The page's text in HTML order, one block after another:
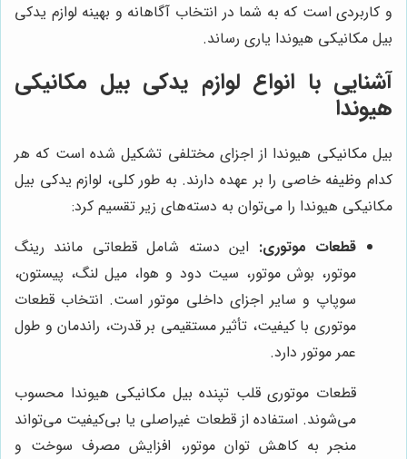
و کاربردی است که به شما در انتخاب آگاهانه و بهینه لوازم یدکی
بیل مکانیکی هیوندا یاری رساند.
آشنایی با انواع لوازم یدکی بیل مکانیکی
هیوندا
بیل مکانیکی هیوندا از اجزای مختلفی تشکیل شده است که هر
کدام وظیفه خاصی را بر عهده دارند. به طور کلی، لوازم یدکی بیل
مکانیکی هیوندا را می‌توان به دسته‌های زیر تقسیم کرد:
قطعات موتوری: این دسته شامل قطعاتی مانند رینگ
موتور، بوش موتور، سیت دود و هوا، میل لنگ، پیستون،
سوپاپ و سایر اجزای داخلی موتور است. انتخاب قطعات
موتوری با کیفیت، تأثیر مستقیمی بر قدرت، راندمان و طول
عمر موتور دارد.
قطعات موتوری قلب تپنده بیل مکانیکی هیوندا محسوب
می‌شوند. استفاده از قطعات غیراصلی یا بی‌کیفیت می‌تواند
منجر به کاهش توان موتور، افزایش مصرف سوخت و